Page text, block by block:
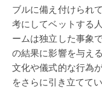
ブルに備え付けられ
考にしてベットする
ームは独立した事象
の結果に影響を与え
文化や儀式的な行為
をさらに引き立ててい